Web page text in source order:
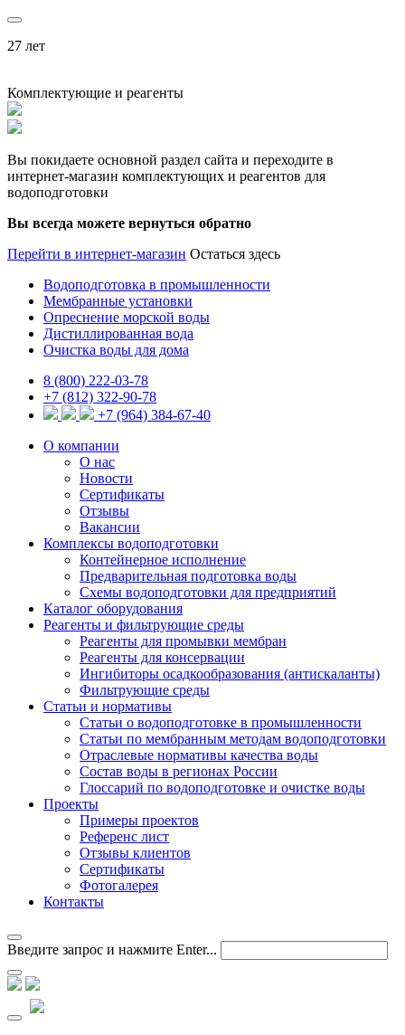
27 лет
Комплектующие и реагенты
Вы покидаете основной раздел сайта и переходите в
интернет-магазин комплектующих и реагентов для
водоподготовки
Вы всегда можете вернуться обратно
Перейти в интернет-магазин Остаться здесь
Водоподготовка в промышленности
Мембранные установки
Опреснение морской воды
Дистиллированная вода
Очистка воды для дома
8 (800) 222-03-78
+7 (812) 322-90-78
+7 (964) 384-67-40
О компании
О нас
Новости
Сертификаты
Отзывы
Вакансии
Комплексы водоподготовки
Контейнерное исполнение
Предварительная подготовка воды
Схемы водоподготовки для предприятий
Каталог оборудования
Реагенты и фильтрующие среды
Реагенты для промывки мембран
Реагенты для консервации
Ингибиторы осадкообразования (антискаланты)
Фильтрующие среды
Статьи и нормативы
Статьи о водоподготовке в промышленности
Статьи по мембранным методам водоподготовки
Отраслевые нормативы качества воды
Состав воды в регионах России
Глоссарий по водоподготовке и очистке воды
Проекты
Примеры проектов
Референс лист
Отзывы клиентов
Сертификаты
Фотогалерея
Контакты
Введите запрос и нажмите Enter...